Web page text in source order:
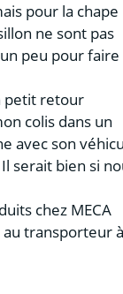
pour la chape
ne sont pas
peu pour faire
petit retour
colis dans un
avec son
serait bien si
chez MECA
transporteur